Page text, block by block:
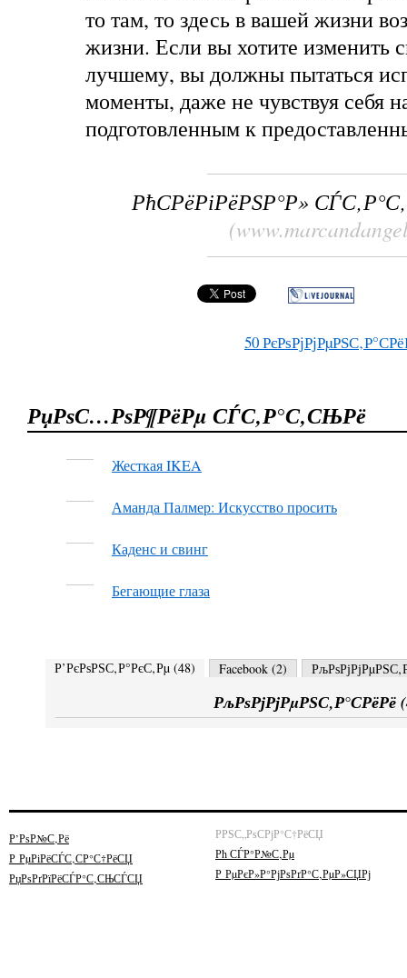
то там, то здесь в вашей жизни
жизни. Если вы хотите изменить
лучшему, вы должны пытаться
моменты, даже не чувствуя себя
подготовленным к
РћСРёРіРёРЅР°Р»
50
РџРѕС…РѕР¶РёРµ СЃС‚Р°С‚СЊРё
Жесткая IKEA
Аманда Палмер: Искусство просить
Каденс и свинг
Бегающие глаза
Р’РєРѕРЅС‚Р°РєС‚Рµ (48) Facebook (2)
РљРѕРјРјРµРЅС‚Р°СРёРё (
Р’РѕР№С‚Рё
Р РµРіРёСЃС‚СР°С†РёСЏ
РџРѕРґРїРёСЃР°С‚СЊСЃСЏ
РРЅС„РѕСРјР°С†РёСЏ
Рћ СЃР°Р№С‚Рµ
Р РµРєР»Р°РјРѕРґР°С‚РµР»СЏРј